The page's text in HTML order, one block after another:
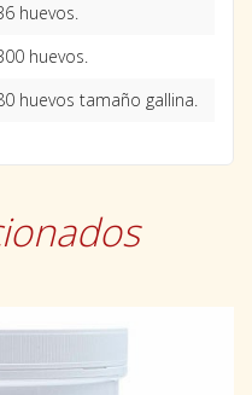
huevos.
huevos.
huevos tamaño gallina.